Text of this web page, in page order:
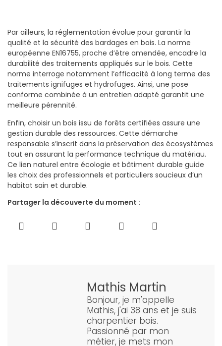
Par ailleurs, la réglementation évolue pour garantir la
qualité et la sécurité des bardages en bois. La norme
européenne EN16755, proche d’être amendée, encadre la
durabilité des traitements appliqués sur le bois. Cette
norme interroge notamment l’efficacité à long terme des
traitements ignifuges et hydrofuges. Ainsi, une pose
conforme combinée à un entretien adapté garantit une
meilleure pérennité.
Enfin, choisir un bois issu de forêts certifiées assure une
gestion durable des ressources. Cette démarche
responsable s’inscrit dans la préservation des écosystèmes
tout en assurant la performance technique du matériau.
Ce lien naturel entre écologie et bâtiment durable guide
les choix des professionnels et particuliers soucieux d’un
habitat sain et durable.
Partager la découverte du moment :
Mathis Martin
Bonjour, je m'appelle
Mathis, j'ai 38 ans et je suis
charpentier bois.
Passionné par mon
métier, je mets mon